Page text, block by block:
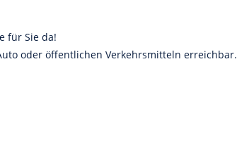
für Sie da!
oder öffentlichen Verkehrsmitteln erreichbar.